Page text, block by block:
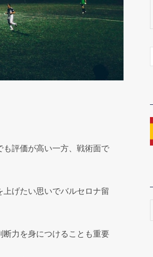
も評価が高い一方、戦術面で
げたい思いでバルセロナ留
力を身につけることも重要